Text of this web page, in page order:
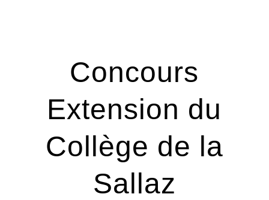
Concours
Extension du
Collège de la
Sallaz